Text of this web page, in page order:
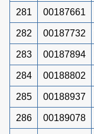
281 00187661
282 00187732
283 00187894
284 00188802
285 00188937
286 00189078